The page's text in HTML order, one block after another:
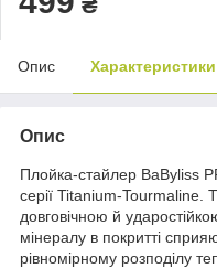
Опис Характеристики
Опис
Плойка-стайлер BaByliss
серії Titanium-Tourmaline.
довговічною й
мінералу в покритті
рівномірному розподілу